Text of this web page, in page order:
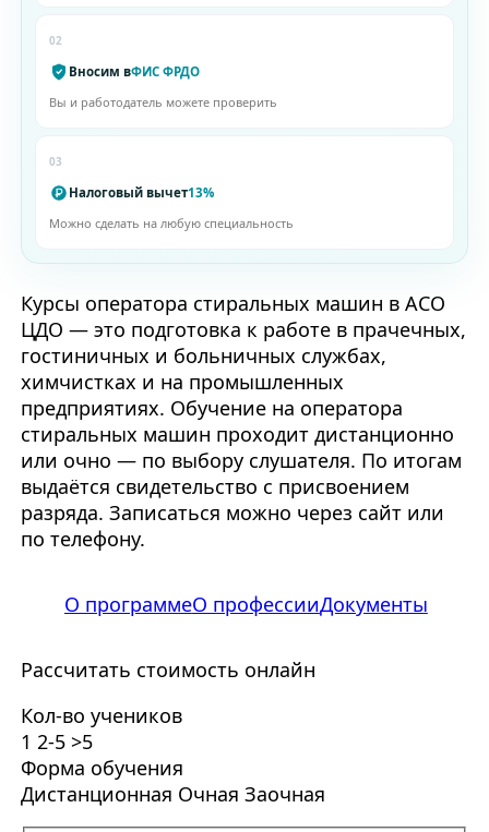
02
Вносим вФИС ФРДО
Вы и работодатель можете проверить
03
Налоговый вычет13%
Можно сделать на любую специальность
Курсы оператора стиральных машин в АСО
ЦДО — это подготовка к работе в прачечных,
гостиничных и больничных службах,
химчистках и на промышленных
предприятиях. Обучение на оператора
стиральных машин проходит дистанционно
или очно — по выбору слушателя. По итогам
выдаётся свидетельство с присвоением
разряда. Записаться можно через сайт или
по телефону.
О программеО профессииДокументы
Рассчитать стоимость онлайн
Кол-во учеников
1 2-5 >5
Форма обучения
Дистанционная Очная Заочная